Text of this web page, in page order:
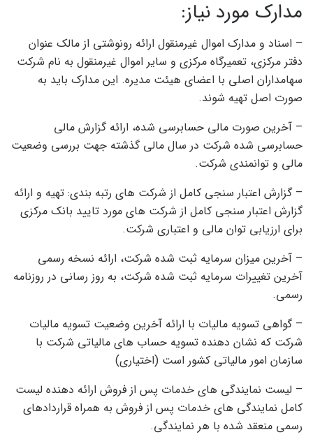
مدارک مورد نیاز:
– اسناد و مدارک اموال غیرمنقول ارائه رونوشتی از مالک عنوان
دفتر مرکزی، تعمیرگاه مرکزی و سایر اموال غیرمنقول به نام شرکت
سهامداران اصلی با اعضای هیئت مدیره. این مدارک باید به
صورت اصل تهیه شوند.
– آخرین صورت مالی حسابرسی شده، ارائه گزارش مالی
حسابرسی شده شرکت در سال مالی گذشته جهت بررسی وضعیت
مالی و توانمندی شرکت.
– گزارش اعتبار سنجی کامل از شرکت های رتبه بندی: تهیه و ارائه
گزارش اعتبار سنجی کامل از شرکت های مورد تایید بانک مرکزی
برای ارزیابی توان مالی و اعتباری شرکت.
– آخرین میزان سرمایه ثبت شده شرکت، ارائه نسخه رسمی
آخرین تغییرات سرمایه ثبت شده شرکت، به روز رسانی در روزنامه
رسمی.
– گواهی تسویه مالیات با ارائه آخرین وضعیت تسویه مالیات
شرکت که نشان دهنده تسویه حساب های مالیاتی شرکت با
سازمان امور مالیاتی کشور است (اختیاری)
– لیست نمایندگی های خدمات پس از فروش ارائه دهنده لیست
کامل نمایندگی های خدمات پس از فروش به همراه قراردادهای
رسمی منعقد شده با هر نمایندگی.